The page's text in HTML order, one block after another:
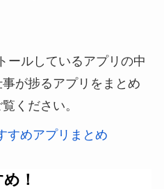
ールしているアプリの中
が捗るアプリをまとめ
ください。
すめアプリまとめ
！